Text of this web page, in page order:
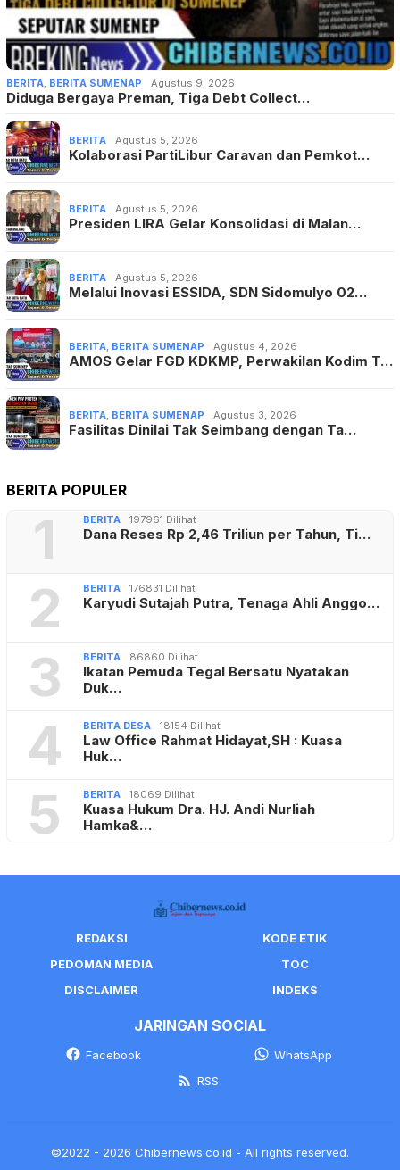
BERITA, BERITA SUMENAP Agustus 9, 2026
Diduga Bergaya Preman, Tiga Debt Collect…
BERITA Agustus 5, 2026
Kolaborasi PartiLibur Caravan dan Pemkot…
BERITA Agustus 5, 2026
Presiden LIRA Gelar Konsolidasi di Malan…
BERITA Agustus 5, 2026
Melalui Inovasi ESSIDA, SDN Sidomulyo 02…
BERITA, BERITA SUMENAP Agustus 4, 2026
AMOS Gelar FGD KDKMP, Perwakilan Kodim T…
BERITA, BERITA SUMENAP Agustus 3, 2026
Fasilitas Dinilai Tak Seimbang dengan Ta…
BERITA POPULER
1 BERITA 197961 Dilihat
Dana Reses Rp 2,46 Triliun per Tahun, Ti…
2 BERITA 176831 Dilihat
Karyudi Sutajah Putra, Tenaga Ahli Anggo…
3 BERITA 86860 Dilihat
Ikatan Pemuda Tegal Bersatu Nyatakan
Duk…
4 BERITA DESA 18154 Dilihat
Law Office Rahmat Hidayat,SH : Kuasa
Huk…
5 BERITA 18069 Dilihat
Kuasa Hukum Dra. HJ. Andi Nurliah
Hamka&…
REDAKSI
KODE ETIK
PEDOMAN MEDIA
TOC
DISCLAIMER
INDEKS
JARINGAN SOCIAL
Facebook
WhatsApp
RSS
©2022 - 2026 Chibernews.co.id - All rights reserved.